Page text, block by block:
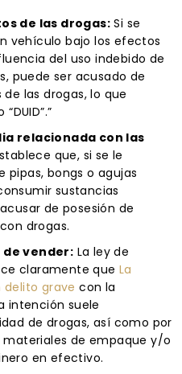
de las drogas: Si se
vehículo bajo los efectos
del uso indebido de
puede ser acusado de
las drogas, lo que
relacionada con las
que, si se le
pipas, bongs o agujas
sustancias
de posesión de
drogas.
de vender: La ley de
claramente que La
delito grave con la
intención suele
de drogas, así como por
materiales de empaque y/o
en efectivo.